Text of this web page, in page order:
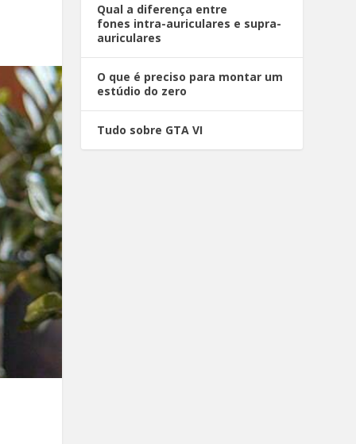
Qual a diferença entre
fones intra-auriculares e supra-
auriculares
O que é preciso para montar um
estúdio do zero
Tudo sobre GTA VI